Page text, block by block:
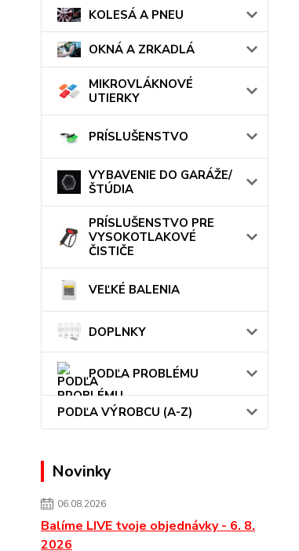
KOLESÁ A PNEU
OKNÁ A ZRKADLÁ
MIKROVLÁKNOVÉ
UTIERKY
PRÍSLUŠENSTVO
VYBAVENIE DO GARÁŽE/
ŠTÚDIA
PRÍSLUŠENSTVO PRE
VYSOKOTLAKOVÉ
ČISTIČE
VEĽKÉ BALENIA
DOPLNKY
PODĽA PROBLÉMU
PODĽA VÝROBCU (A-Z)
Novinky
06.08.2026
Balíme LIVE tvoje objednávky - 6. 8.
2026